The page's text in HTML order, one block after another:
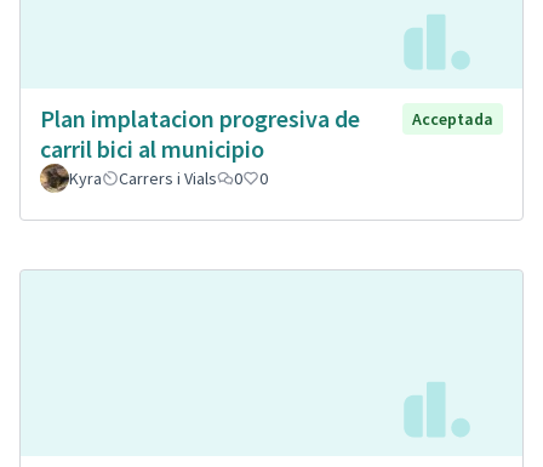
Plan implatacion progresiva de
carril bici al municipio
Acceptada
Kyra Carrers i Vials 0 0